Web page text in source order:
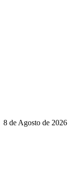
8 de Agosto de 2026